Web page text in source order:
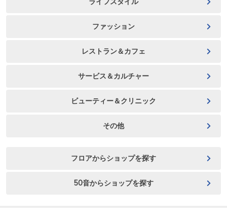
ファッション
レストラン＆カフェ
サービス＆カルチャー
ビューティー＆クリニック
その他
フロアからショップを探す
50音からショップを探す